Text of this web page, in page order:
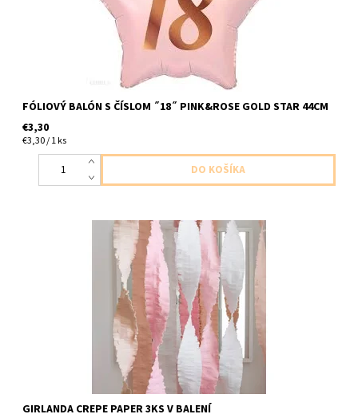
FÓLIOVÝ BALÓN S ČÍSLOM ˝18˝ PINK&ROSE GOLD STAR 44CM
€3,30
€3,30 / 1 ks
Papierové girlandy 3ks v baleni ( je možné girlandy rozdelit a
docieliť tak väčší počet farba biela ruzova marhulková velkost
GIRLANDA CREPE PAPER 3KS V BALENÍ